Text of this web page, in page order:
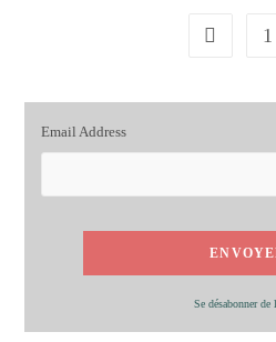
Go to the1
Email Address
Se désabonner de